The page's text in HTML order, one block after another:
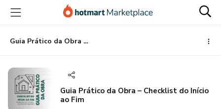
para
conteúdo
principal
para
pagamento
para
rodapé
Guia Prático da Obra – Checklist do Início ao Fim
Guia Prático da Obra – Checklist do Início
ao Fim